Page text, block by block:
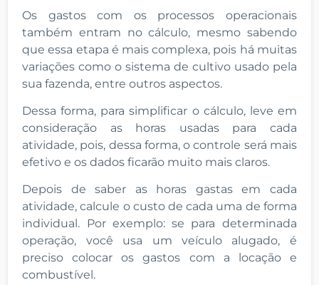
Os gastos com os processos operacionais
também entram no cálculo, mesmo sabendo
que essa etapa é mais complexa, pois há muitas
variações como o sistema de cultivo usado pela
sua fazenda, entre outros aspectos.
Dessa forma, para simplificar o cálculo, leve em
consideração as horas usadas para cada
atividade, pois, dessa forma, o controle será mais
efetivo e os dados ficarão muito mais claros.
Depois de saber as horas gastas em cada
atividade, calcule o custo de cada uma de forma
individual. Por exemplo: se para determinada
operação, você usa um veículo alugado, é
preciso colocar os gastos com a locação e
combustível.